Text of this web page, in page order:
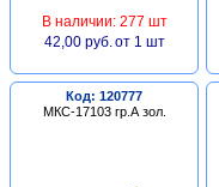
В наличии: 277 шт
42,00 руб. от 1 шт
Код: 120777
МКС-17103 гр.А зол.